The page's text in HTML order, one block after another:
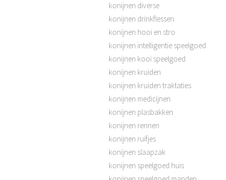
konijnen diverse
konijnen drinkflessen
konijnen hooi en stro
konijnen intelligentie speelgoed
konijnen kooi speelgoed
konijnen kruiden
konijnen kruiden traktaties
konijnen medicijnen
konijnen plasbakken
konijnen rennen
konijnen ruifjes
konijnen slaapzak
konijnen speelgoed huis